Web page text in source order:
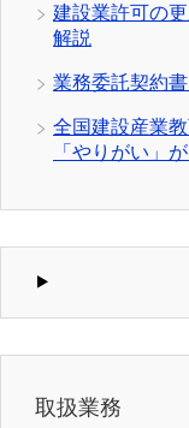
建設業許可の
解説
業務委託契約
全国建設産業
「やりがい」
取扱業務